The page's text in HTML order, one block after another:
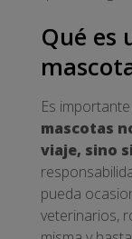
Qué es
Es importante
mascotas
viaje, sino
pueda
veterinarios,